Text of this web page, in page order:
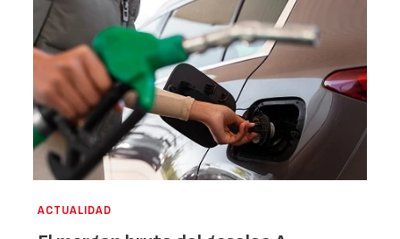
ACTUALIDAD